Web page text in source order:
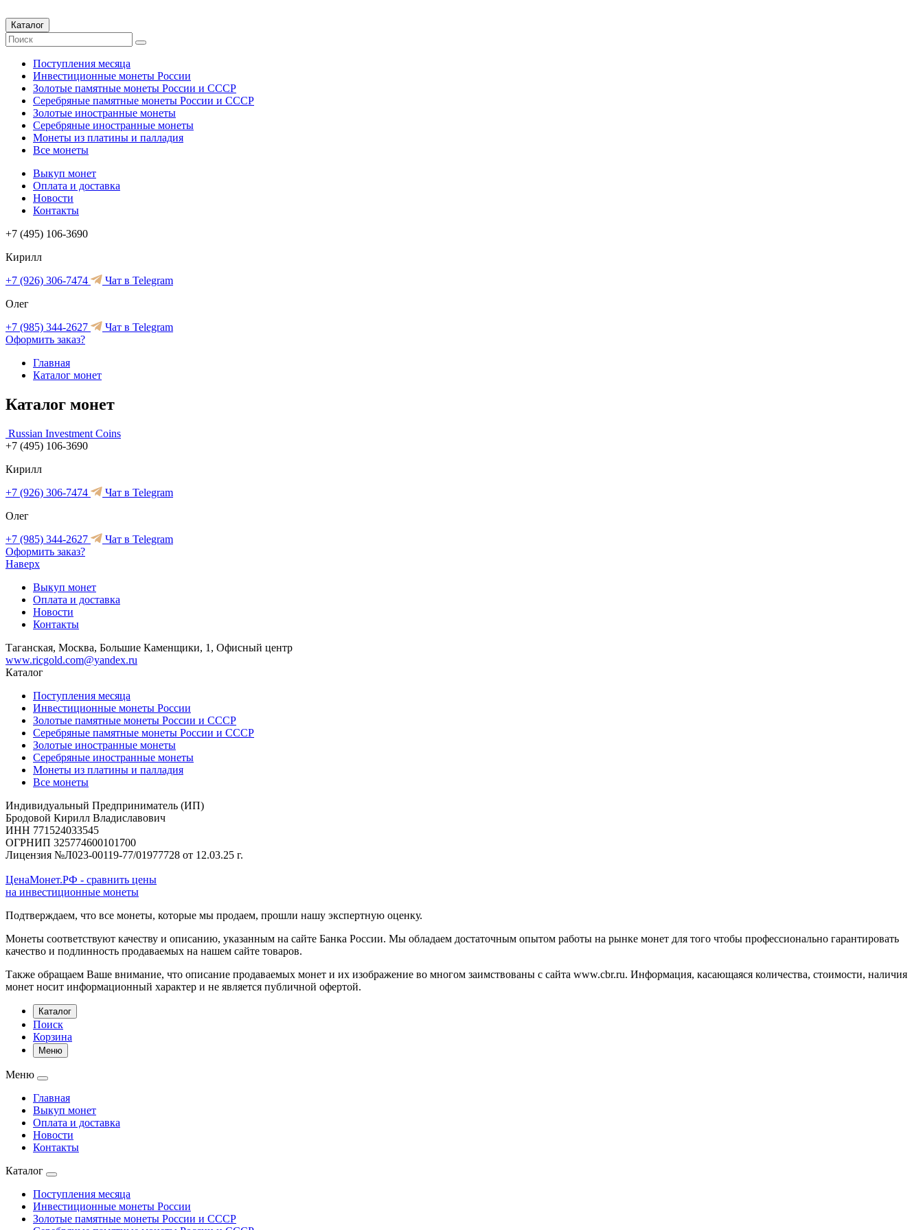
Каталог
Поступления месяца
Инвестиционные монеты России
Золотые памятные монеты России и СССР
Серебряные памятные монеты России и СССР
Золотые иностранные монеты
Серебряные иностранные монеты
Монеты из платины и палладия
Все монеты
Выкуп монет
Оплата и доставка
Новости
Контакты
+7 (495) 106-3690
Кирилл
+7 (926) 306-7474
Чат в Telegram
Олег
+7 (985) 344-2627
Чат в Telegram
Оформить заказ?
Главная
Каталог монет
Каталог монет
Russian Investment Coins
+7 (495) 106-3690
Кирилл
+7 (926) 306-7474
Чат в Telegram
Олег
+7 (985) 344-2627
Чат в Telegram
Оформить заказ?
Наверх
Выкуп монет
Оплата и доставка
Новости
Контакты
Таганская, Москва, Большие Каменщики, 1, Офисный центр
www.ricgold.com@yandex.ru
Каталог
Поступления месяца
Инвестиционные монеты России
Золотые памятные монеты России и СССР
Серебряные памятные монеты России и СССР
Золотые иностранные монеты
Серебряные иностранные монеты
Монеты из платины и палладия
Все монеты
Индивидуальный Предприниматель (ИП)
Бродовой Кирилл Владиславович
ИНН 771524033545
ОГРНИП 325774600101700
Лицензия №Л023-00119-77/01977728 от 12.03.25 г.
ЦенаМонет.РФ - сравнить цены
на инвестиционные монеты
Подтверждаем, что все монеты, которые мы продаем, прошли нашу экспертную оценку.
Монеты соответствуют качеству и описанию, указанным на сайте Банка России. Мы обладаем достаточным опытом работы на рынке монет для того чтобы профессионально гарантировать
качество и подлинность продаваемых на нашем сайте товаров.
Также обращаем Ваше внимание, что описание продаваемых монет и их изображение во многом заимствованы с сайта www.cbr.ru. Информация, касающаяся количества, стоимости, наличия
монет носит информационный характер и не является публичной офертой.
Каталог
Поиск
Корзина
Меню
Меню
Главная
Выкуп монет
Оплата и доставка
Новости
Контакты
Каталог
Поступления месяца
Инвестиционные монеты России
Золотые памятные монеты России и СССР